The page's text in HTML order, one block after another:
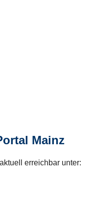
Mainz
erreichbar unter: